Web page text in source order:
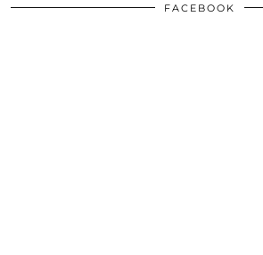
FACEBOOK